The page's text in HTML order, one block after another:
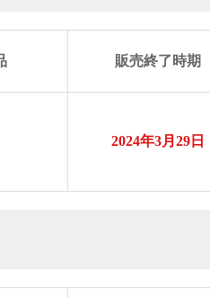
販売終了時期
2024年3月29日